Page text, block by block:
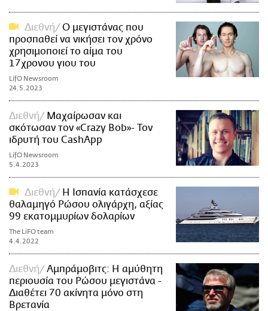
Διεθνή
Ο μεγιστάνας που
προσπαθεί να νικήσει τον χρόνο
χρησιμοποιεί το αίμα του
17χρονου γιου του
LifO Newsroom
24.5.2023
Διεθνή
Μαχαίρωσαν και
σκότωσαν τον «Crazy Bob»- Τον
ιδρυτή του CashApp
LifO Newsroom
5.4.2023
Διεθνή
Η Ισπανία κατάσχεσε
θαλαμηγό Ρώσου ολιγάρχη, αξίας
99 εκατομμυρίων δολαρίων
The LiFO team
4.4.2022
Διεθνή
Αμπράμοβιτς: Η αμύθητη
περιουσία του Ρώσου μεγιστάνα -
Διαθέτει 70 ακίνητα μόνο στη
Βρετανία